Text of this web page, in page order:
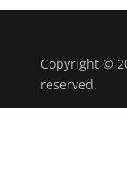
Copyright ©
reserved.